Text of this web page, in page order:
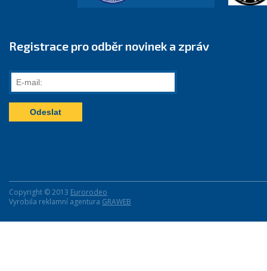
Registrace pro odběr novinek a zpráv
E-
mail:
Copyright © 2013 Eurorodeo
Vyrobila reklamní agentura GRAWEB